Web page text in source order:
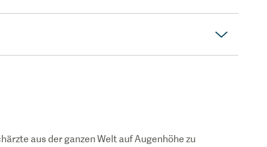
aus der ganzen Welt auf Augenhöhe zu